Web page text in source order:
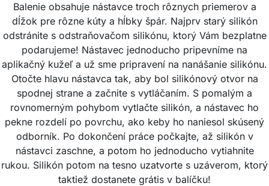
Balenie obsahuje nástavce troch rôznych priemerov a
dĺžok pre rôzne kúty a hĺbky špár. Najprv starý silikón
odstránite s odstraňovačom silikónu, ktorý Vám bezplatne
podarujeme! Nástavec jednoducho pripevníme na
aplikačný kužeľ a už sme pripravení na nanášanie silikónu.
Otočte hlavu nástavca tak, aby bol silikónový otvor na
spodnej strane a začnite s vytláčaním. S pomalým a
rovnomerným pohybom vytlačte silikón, a nástavec ho
pekne rozdelí po povrchu, ako keby ho naniesol skúsený
odborník. Po dokončení práce počkajte, až silikón v
nástavci zaschne, a potom ho jednoducho vytiahnite
rukou. Silikón potom na tesno uzatvorte s uzáverom, ktorý
taktiež dostanete grátis v balíčku!